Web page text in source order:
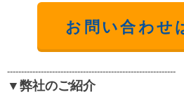
お問い合わせ
------------------------------------------------------------
▼弊社のご紹介